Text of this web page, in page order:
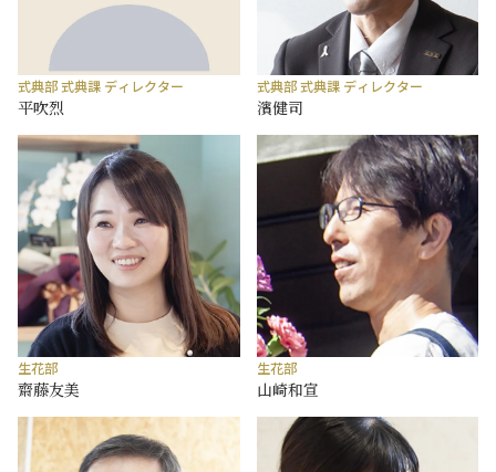
式典部 式典課 ディレクター
平吹烈
式典部 式典課 ディレクター
濱健司
生花部
齋藤友美
生花部
山崎和宣